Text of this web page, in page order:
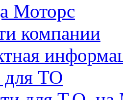
Моторс
компании
для ТО